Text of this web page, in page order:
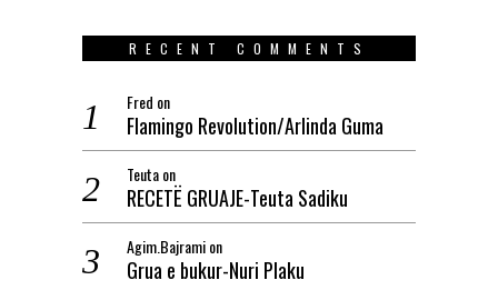
RECENT COMMENTS
Fred on
Flamingo Revolution/Arlinda Guma
Teutaon
RECETË GRUAJE-Teuta Sadiku
Agim.Bajramion
Grua e bukur-Nuri Plaku